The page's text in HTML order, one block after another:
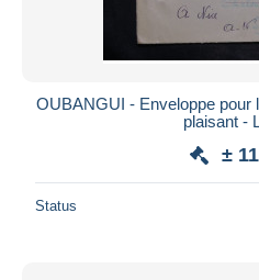
OUBANGUI - Enveloppe pour
plaisant -
±
Status